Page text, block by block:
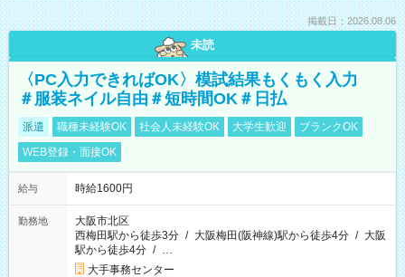
掲載日：2026.08.06
未読
〈PC入力できればOK〉模試結果もくもく入力
＃服装ネイル自由＃短時間OK＃日払
派遣 職種未経験OK 社会人未経験OK 大学生歓迎
ブランクOK
WEB登録・面接OK
給与 時給1600円
勤務地
大阪市北区
西梅田駅から徒歩3分 / 大阪梅田(阪神線)駅から徒歩4分 / 大阪
駅から徒歩4分 / …
大手事務センター